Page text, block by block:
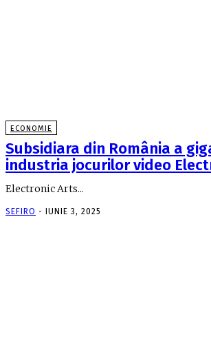
ECONOMIE
Subsidiara din România a
industria jocurilor video
Electronic Arts...
SEFIRO - IUNIE 3, 2025